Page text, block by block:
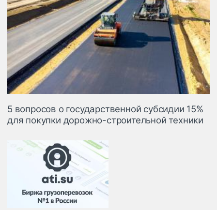
Топливо, масла и
автохимия
Дзен
5 вопросов о государственной субсидии 15%
для покупки дорожно-строительной техники